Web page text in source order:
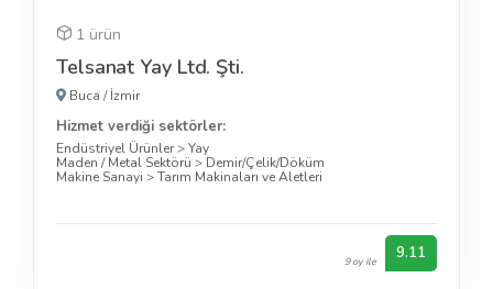
1 ürün
Telsanat Yay Ltd. Şti.
Buca /İzmir
Hizmet verdiği sektörler:
Endüstriyel Ürünler>Yay
Maden / Metal Sektörü > Demir/Çelik/Döküm
Makine Sanayi >Tarım Makinaları ve Aletleri
9 oy ile 9.11